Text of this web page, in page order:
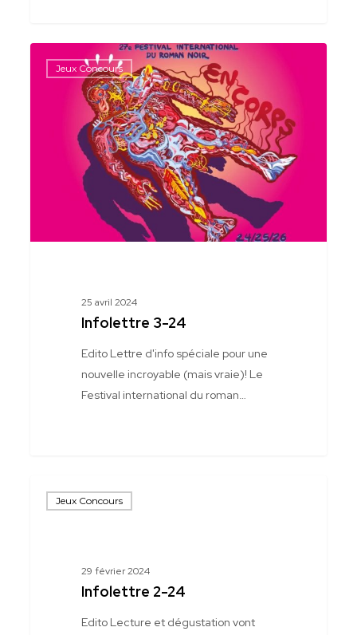
Jeux Concours
25 avril 2024
Infolettre 3-24
Edito Lettre d'info spéciale pour une
nouvelle incroyable (mais vraie)! Le
Festival international du roman…
Jeux Concours
29 février 2024
Infolettre 2-24
Edito Lecture et dégustation vont